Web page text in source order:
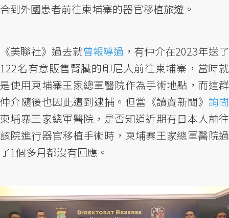
合到外國患者前往柬埔寨的器官移植旅遊。
《美聯社》過去就曾報導過 ，有仲介在2023年送了
122名有意販售腎臟的印尼人前往柬埔寨，當時就
是使用柬埔寨王家總軍醫院作為手術地點，而這群
仲介隨後也因此遭到逮捕。但當《讀賣新聞》 詢問
柬埔寨王家總軍醫院，是否知道近期有日本人前往
該院進行器官移植手術時，柬埔寨王家總軍醫院過
了1個多月都沒有回應。